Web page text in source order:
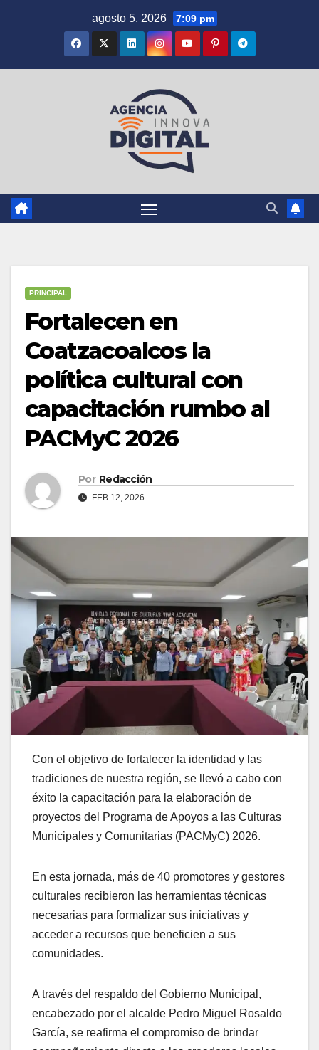
agosto 5, 2026 7:09 pm
PRINCIPAL
Fortalecen en
Coatzacoalcos la
política cultural con
capacitación rumbo al
PACMyC 2026
Por Redacción
FEB 12, 2026
Con el objetivo de fortalecer la identidad y las
tradiciones de nuestra región, se llevó a cabo con
éxito la capacitación para la elaboración de
proyectos del Programa de Apoyos a las Culturas
Municipales y Comunitarias (PACMyC) 2026.
En esta jornada, más de 40 promotores y gestores
culturales recibieron las herramientas técnicas
necesarias para formalizar sus iniciativas y
acceder a recursos que beneficien a sus
comunidades.
A través del respaldo del Gobierno Municipal,
encabezado por el alcalde Pedro Miguel Rosaldo
García, se reafirma el compromiso de brindar